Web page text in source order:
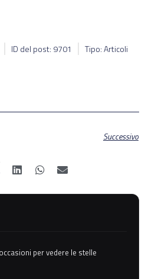
ID del post: 9701 Tipo: Articoli
Successivo
per vedere le stelle